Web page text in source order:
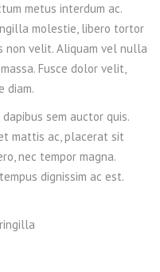
metus interdum ac.
molestie, libero tortor
non velit. Aliquam vel nulla
Fusce dolor velit,
diam.
sem auctor quis.
mattis ac, placerat sit
nec tempor magna.
dignissim ac est.